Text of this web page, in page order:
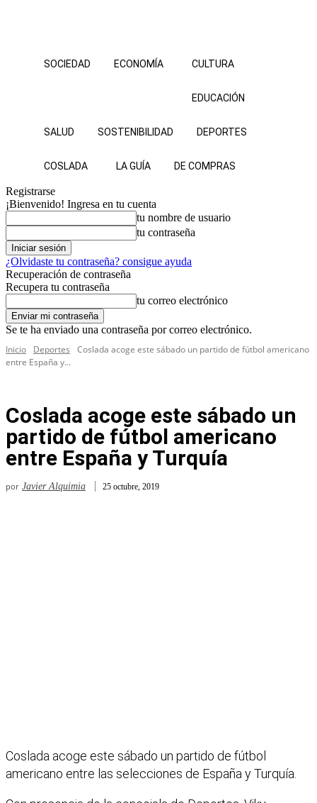
SOCIEDAD ECONOMÍA CULTURA
EDUCACIÓN
SALUD SOSTENIBILIDAD DEPORTES
COSLADA LA GUÍA DE COMPRAS
Registrarse
¡Bienvenido! Ingresa en tu cuenta
tu nombre de usuario
tu contraseña
¿Olvidaste tu contraseña? consigue ayuda
Recuperación de contraseña
Recupera tu contraseña
tu correo electrónico
Se te ha enviado una contraseña por correo electrónico.
Inicio
Deportes
Coslada acoge este sábado un partido de fútbol americano
entre España y...
Coslada acoge este sábado un
partido de fútbol americano
entre España y Turquía
por Javier Alquimia 25 octubre, 2019
Coslada acoge este sábado un partido de fútbol
americano entre las selecciones de España y Turquía.